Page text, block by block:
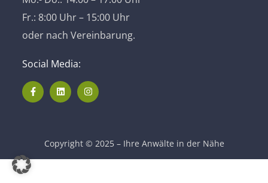
Fr.: 8:00 Uhr – 15:00 Uhr
oder nach Vereinbarung.
Social Media:
Copyright © 2025 – Ihre Anwälte in der Nähe